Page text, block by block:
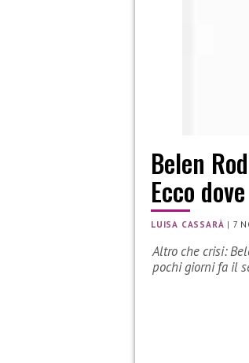
Belen
Ecco
LUISA CASSARÀ | 7
Altro che crisi:
pochi giorni fa il